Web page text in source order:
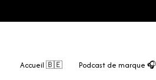
Accueil 🇧🇪
Podcast de marque 🎧